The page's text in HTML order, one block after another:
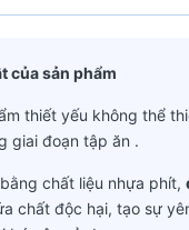
của sản phẩm
thiết yếu không thể
giai đoạn tập ăn .
chất liệu nhựa phít,
chất độc hại, tạo sự